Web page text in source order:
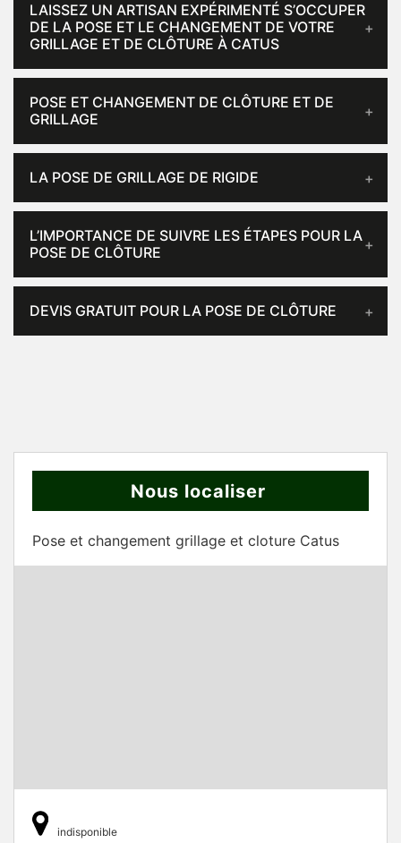
LAISSEZ UN ARTISAN EXPÉRIMENTÉ S’OCCUPER
DE LA POSE ET LE CHANGEMENT DE VOTRE
GRILLAGE ET DE CLÔTURE À CATUS
POSE ET CHANGEMENT DE CLÔTURE ET DE
GRILLAGE
LA POSE DE GRILLAGE DE RIGIDE
L’IMPORTANCE DE SUIVRE LES ÉTAPES POUR LA
POSE DE CLÔTURE
DEVIS GRATUIT POUR LA POSE DE CLÔTURE
Nous localiser
Pose et changement grillage et cloture Catus
indisponible